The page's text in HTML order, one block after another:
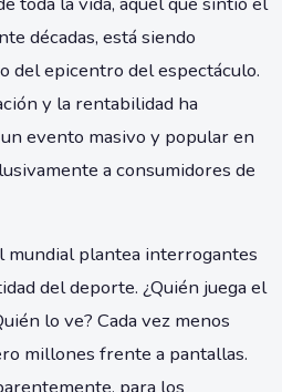
décadas, está siendo
del epicentro del espectáculo.
y la rentabilidad ha
evento masivo y popular en
a consumidores de
mundial plantea interrogantes
del deporte. ¿Quién juega el
lo ve? Cada vez menos
millones frente a pantallas.